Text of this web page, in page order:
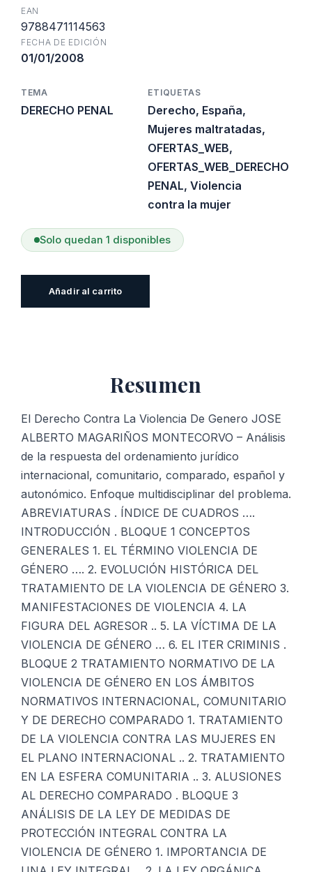
$41.800.
EAN
9788471114563
FECHA DE EDICIÓN
01/01/2008
TEMA
DERECHO PENAL
ETIQUETAS
Derecho, España,
Mujeres maltratadas,
OFERTAS_WEB,
OFERTAS_WEB_DERECHO
PENAL,Violencia
contra la mujer
Solo quedan 1 disponibles
cantidad
Añadir al carrito
Resumen
El Derecho Contra La Violencia De Genero JOSE
ALBERTO MAGARIÑOS MONTECORVO – Análisis
de la respuesta del ordenamiento jurídico
internacional, comunitario, comparado, español y
autonómico. Enfoque multidisciplinar del problema.
ABREVIATURAS . ÍNDICE DE CUADROS ….
INTRODUCCIÓN . BLOQUE 1 CONCEPTOS
GENERALES 1. EL TÉRMINO VIOLENCIA DE
GÉNERO …. 2. EVOLUCIÓN HISTÓRICA DEL
TRATAMIENTO DE LA VIOLENCIA DE GÉNERO 3.
MANIFESTACIONES DE VIOLENCIA 4. LA
FIGURA DEL AGRESOR .. 5. LA VÍCTIMA DE LA
VIOLENCIA DE GÉNERO … 6. EL ITER CRIMINIS .
BLOQUE 2 TRATAMIENTO NORMATIVO DE LA
VIOLENCIA DE GÉNERO EN LOS ÁMBITOS
NORMATIVOS INTERNACIONAL, COMUNITARIO
Y DE DERECHO COMPARADO 1. TRATAMIENTO
DE LA VIOLENCIA CONTRA LAS MUJERES EN
EL PLANO INTERNACIONAL .. 2. TRATAMIENTO
EN LA ESFERA COMUNITARIA .. 3. ALUSIONES
AL DERECHO COMPARADO . BLOQUE 3
ANÁLISIS DE LA LEY DE MEDIDAS DE
PROTECCIÓN INTEGRAL CONTRA LA
VIOLENCIA DE GÉNERO 1. IMPORTANCIA DE